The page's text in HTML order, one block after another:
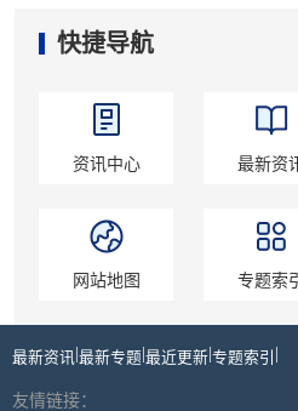
快捷导航
资讯中心 最新资
网站地图 专题索引
最新资讯 |最新专题|最近更新|专题索引 |
友情链接：